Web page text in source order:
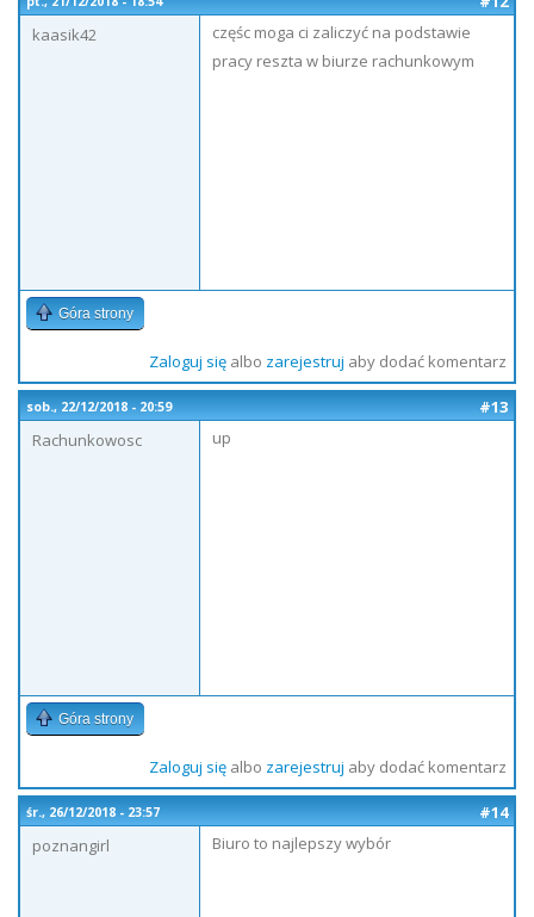
kaasik42
częśc moga ci zaliczyć na podstawie
pracy reszta w biurze rachunkowym
Góra strony
Zaloguj sięalbo zarejestruj aby dodać komentarz
sob., 22/12/2018 - 20:59
#13
Rachunkowosc
up
Góra strony
Zaloguj sięalbo zarejestruj aby dodać komentarz
śr., 26/12/2018 - 23:57
#14
poznangirl
Biuro to najlepszy wybór